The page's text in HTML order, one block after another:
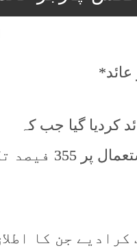
چارجز عائد کردیا گیا جب کہ
تجارتی صارفین پر مقررہ چارجز میں 300 فیصد اور صنعتی استعمال
جن کا